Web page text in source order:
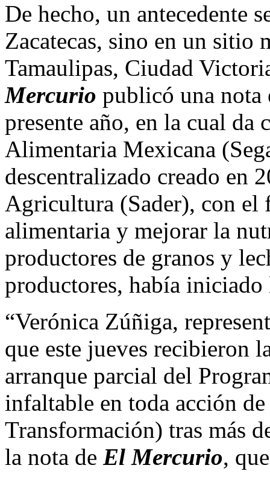
De hecho, un antecedente
Zacatecas, sino en un sitio
Tamaulipas, Ciudad
Mercurio publicó una nota
presente año, en la cual da
Alimentaria Mexicana
descentralizado creado en
Agricultura (Sader), con el
alimentaria y mejorar la
productores de granos y
productores, había
“Verónica Zúñiga,
que este jueves recibieron
arranque parcial del
infaltable en toda acción
Transformación) tras más
la nota de El Mercurio,